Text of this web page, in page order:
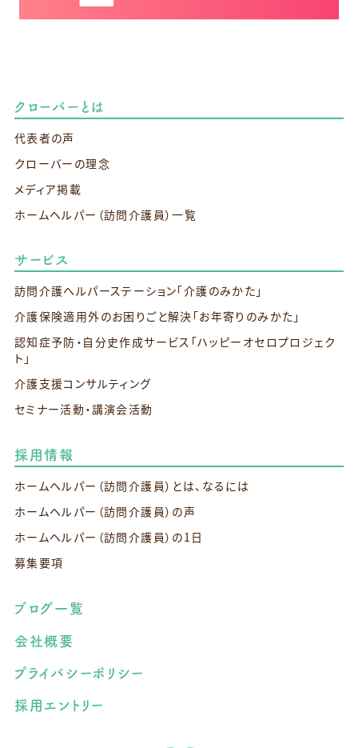
クローバーとは
代表者の声
クローバーの理念
メディア掲載
ホームヘルパー（訪問介護員）一覧
サービス
訪問介護ヘルパーステーション「介護のみかた」
介護保険適用外のお困りごと解決 「お年寄りのみかた」
認知症予防・自分史作成サービス 「ハッピーオセロプロジェク
ト」
介護支援コンサルティング
セミナー活動・講演会活動
採用情報
ホームヘルパー（訪問介護員）とは、なるには
ホームヘルパー（訪問介護員）の声
ホームヘルパー（訪問介護員）の1日
募集要項
ブログ一覧
会社概要
プライバシーポリシー
採用エントリー